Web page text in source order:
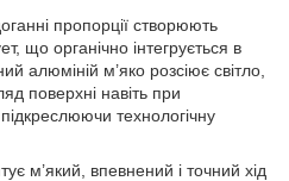
пропорції створюють
що органічно інтегрується в
алюміній м’яко розсіює світло,
поверхні навіть при
технологічну
м’який, впевнений і точний хід